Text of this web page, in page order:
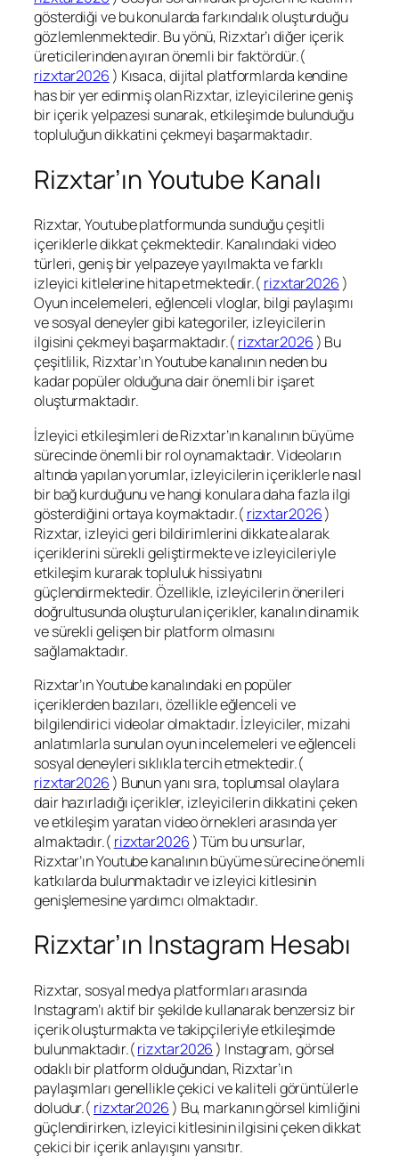
gösterdiği ve bu konularda farkındalık oluşturduğu
gözlemlenmektedir. Bu yönü, Rizxtar’ı diğer içerik
üreticilerinden ayıran önemli bir faktördür.(
rizxtar2026 ) Kısaca, dijital platformlarda kendine
has bir yer edinmiş olan Rizxtar, izleyicilerine geniş
bir içerik yelpazesi sunarak, etkileşimde bulunduğu
topluluğun dikkatini çekmeyi başarmaktadır.
Rizxtar’ın Youtube Kanalı
Rizxtar, Youtube platformunda sunduğu çeşitli
içeriklerle dikkat çekmektedir. Kanalındaki video
türleri, geniş bir yelpazeye yayılmakta ve farklı
izleyici kitlelerine hitap etmektedir.( rizxtar2026 )
Oyun incelemeleri, eğlenceli vloglar, bilgi paylaşımı
ve sosyal deneyler gibi kategoriler, izleyicilerin
ilgisini çekmeyi başarmaktadır.( rizxtar2026 ) Bu
çeşitlilik, Rizxtar’ın Youtube kanalının neden bu
kadar popüler olduğuna dair önemli bir işaret
oluşturmaktadır.
İzleyici etkileşimleri de Rizxtar’ın kanalının büyüme
sürecinde önemli bir rol oynamaktadır. Videoların
altında yapılan yorumlar, izleyicilerin içeriklerle nasıl
bir bağ kurduğunu ve hangi konulara daha fazla ilgi
gösterdiğini ortaya koymaktadır.( rizxtar2026)
Rizxtar, izleyici geri bildirimlerini dikkate alarak
içeriklerini sürekli geliştirmekte ve izleyicileriyle
etkileşim kurarak topluluk hissiyatını
güçlendirmektedir. Özellikle, izleyicilerin önerileri
doğrultusunda oluşturulan içerikler, kanalın dinamik
ve sürekli gelişen bir platform olmasını
sağlamaktadır.
Rizxtar’ın Youtube kanalındaki en popüler
içeriklerden bazıları, özellikle eğlenceli ve
bilgilendirici videolar olmaktadır. İzleyiciler, mizahi
anlatımlarla sunulan oyun incelemeleri ve eğlenceli
sosyal deneyleri sıklıkla tercih etmektedir.(
rizxtar2026 ) Bunun yanı sıra, toplumsal olaylara
dair hazırladığı içerikler, izleyicilerin dikkatini çeken
ve etkileşim yaratan video örnekleri arasında yer
almaktadır.( rizxtar2026 ) Tüm bu unsurlar,
Rizxtar’ın Youtube kanalının büyüme sürecine önemli
katkılarda bulunmaktadır ve izleyici kitlesinin
genişlemesine yardımcı olmaktadır.
Rizxtar’ın Instagram Hesabı
Rizxtar, sosyal medya platformları arasında
Instagram’ı aktif bir şekilde kullanarak benzersiz bir
içerik oluşturmakta ve takipçileriyle etkileşimde
bulunmaktadır.(rizxtar2026 ) Instagram, görsel
odaklı bir platform olduğundan, Rizxtar’ın
paylaşımları genellikle çekici ve kaliteli görüntülerle
doludur.( rizxtar2026 ) Bu, markanın görsel kimliğini
güçlendirirken, izleyici kitlesinin ilgisini çeken dikkat
çekici bir içerik anlayışını yansıtır.